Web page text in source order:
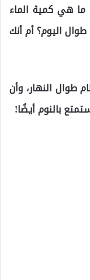
هي كمية الماء
اليوم؟ أم أنك
طوال النهار، وأن
بالنوم أيضًا!